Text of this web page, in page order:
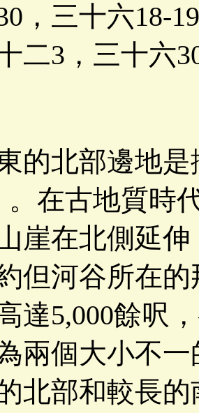
，三十六18-
二3，三十六
北部邊地是
。在古地質時
崖在北側延
但河谷所在
達5,000餘呎
兩個大小不
北部和較長